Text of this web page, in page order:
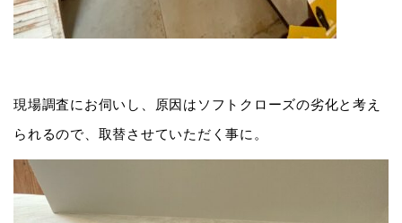
現場調査にお伺いし、原因はソフトクローズの劣化と考え
られるので、取替させていただく事に。